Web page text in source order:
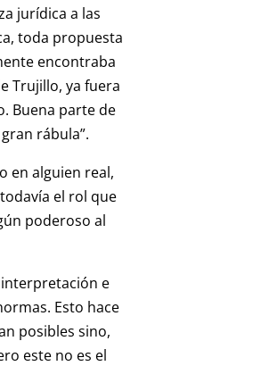
jurídica a las
toda propuesta
encontraba
Trujillo, ya fuera
Buena parte de
rábula”.
en alguien real,
el rol que
poderoso al
e
Esto hace
posibles sino,
este no es el